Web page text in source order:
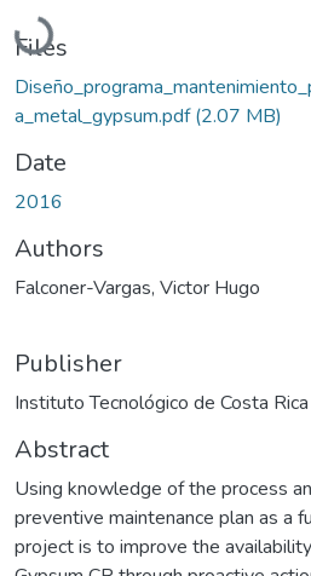
Loading...
Files
a_metal_gypsum.pdf(2.07 MB)
Date
2016
Authors
Falconer-Vargas, Victor Hugo
Publisher
Instituto Tecnológico de Costa Rica
Abstract
Using knowledge of the process
preventive maintenance plan as a
project is to improve the